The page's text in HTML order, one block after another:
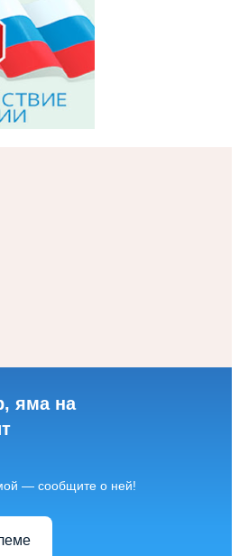
яма на
— сообщите о ней!